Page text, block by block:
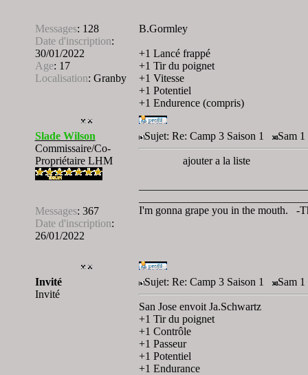
Messages: 128
Date d'inscription:
30/01/2022
Age: 17
Localisation: Granby
B.Gormley
+1 Lancé frappé
+1 Tir du poignet
+1 Vitesse
+1 Potentiel
+1 Endurence (compris)
Slade Wilson
Commissaire/Co-
Propriétaire LHM
Messages: 367
Date d'inscription:
26/01/2022
Sujet: Re: Camp 3 Saison 1 Sam
ajouter a la liste
I'm gonna grape you in the mouth. -
Invité
Invité
Sujet: Re: Camp 3 Saison 1 Sam
San Jose envoit Ja.Schwartz
+1 Tir du poignet
+1 Contrôle
+1 Passeur
+1 Potentiel
+1 Endurance